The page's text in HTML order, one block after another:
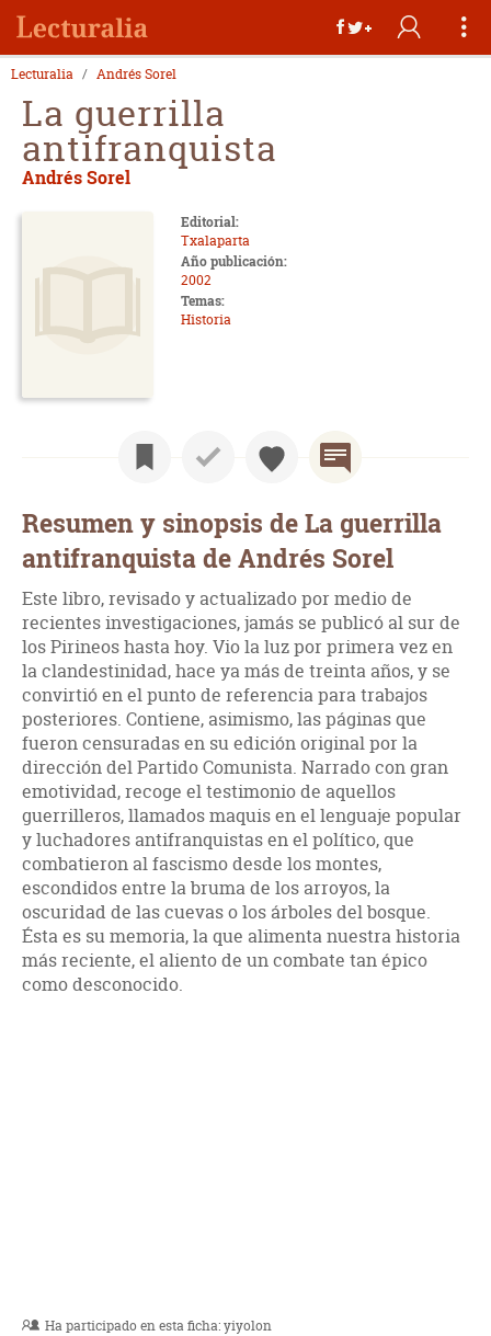
Lecturalia Andrés Sorel
La guerrilla
antifranquista
Andrés Sorel
Editorial:
Txalaparta
Año publicación:
2002
Temas:
Historia
Resumen y sinopsis de La guerrilla
antifranquista de Andrés Sorel
Este libro, revisado y actualizado por medio de
recientes investigaciones, jamás se publicó al sur de
los Pirineos hasta hoy. Vio la luz por primera vez en
la clandestinidad, hace ya más de treinta años, y se
convirtió en el punto de referencia para trabajos
posteriores. Contiene, asimismo, las páginas que
fueron censuradas en su edición original por la
dirección del Partido Comunista. Narrado con gran
emotividad, recoge el testimonio de aquellos
guerrilleros, llamados maquis en el lenguaje popular
y luchadores antifranquistas en el político, que
combatieron al fascismo desde los montes,
escondidos entre la bruma de los arroyos, la
oscuridad de las cuevas o los árboles del bosque.
Ésta es su memoria, la que alimenta nuestra historia
más reciente, el aliento de un combate tan épico
como desconocido.
Ha participado en esta ficha:yiyolon